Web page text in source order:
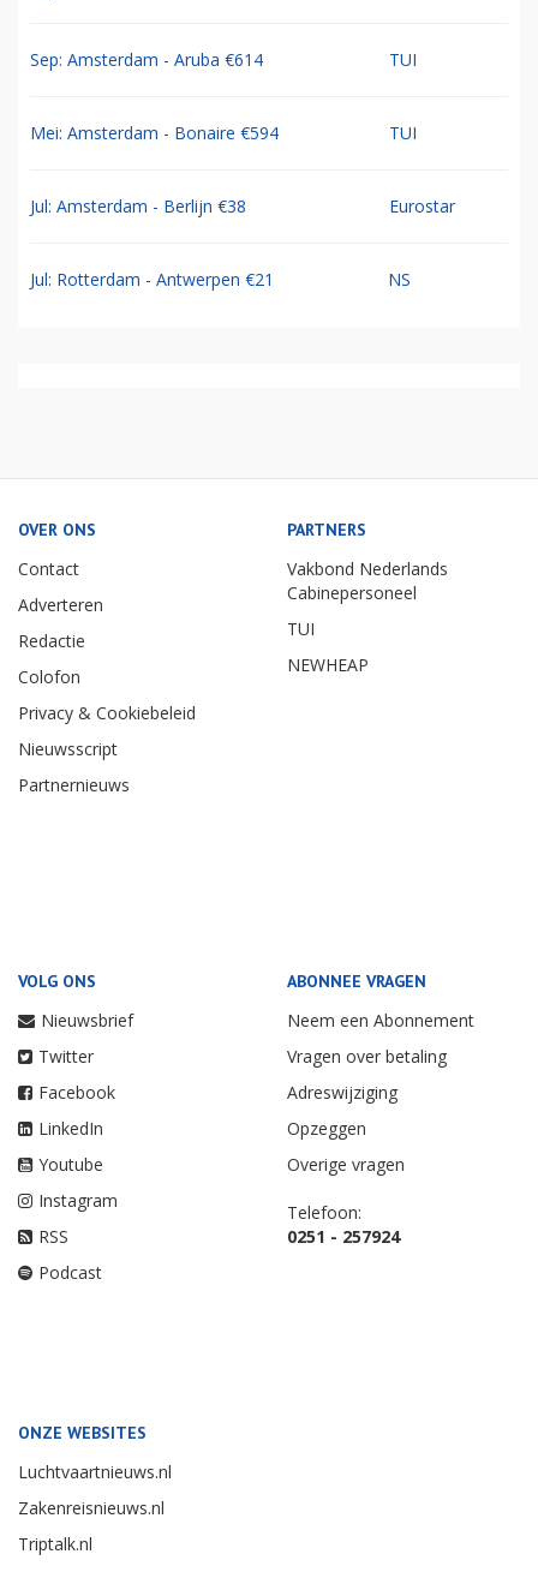
Sep: Amsterdam - Aruba €614 TUI
Mei: Amsterdam - Bonaire €594 TUI
Jul: Amsterdam - Berlijn €38 Eurostar
Jul: Rotterdam - Antwerpen €21 NS
OVER ONS
Contact
Adverteren
Redactie
Colofon
Privacy & Cookiebeleid
Nieuwsscript
Partnernieuws
PARTNERS
Vakbond Nederlands
Cabinepersoneel
TUI
NEWHEAP
VOLG ONS
Nieuwsbrief
Twitter
Facebook
LinkedIn
Youtube
Instagram
RSS
Podcast
ABONNEE VRAGEN
Neem een Abonnement
Vragen over betaling
Adreswijziging
Opzeggen
Overige vragen
Telefoon:
0251 - 257924
ONZE WEBSITES
Luchtvaartnieuws.nl
Zakenreisnieuws.nl
Triptalk.nl